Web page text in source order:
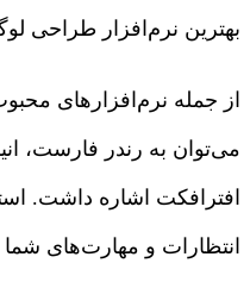
بهترین نرم‌افزار طراحی
از جمله نرم‌افزارهای
می‌توان به رندر فارست،
افترافکت اشاره داشت.
انتظارات و مهارت‌های